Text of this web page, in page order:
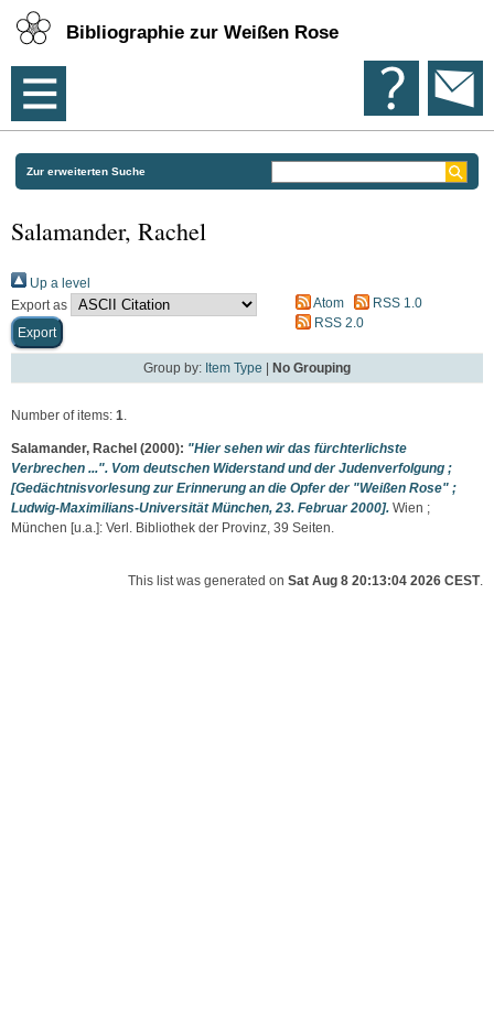
Bibliographie zur Weißen Rose
Zur erweiterten Suche
Salamander, Rachel
Up a level
Export as
Atom
RSS 1.0
RSS 2.0
Group by: Item Type No Grouping
Number of items: 1.
Salamander, Rachel (2000): "Hier sehen wir das fürchterlichste
Verbrechen ...". Vom deutschen Widerstand und der Judenverfolgung ;
[Gedächtnisvorlesung zur Erinnerung an die Opfer der "Weißen Rose" ;
Ludwig-Maximilians-Universität München, 23. Februar 2000]. Wien ;
München [u.a.]: Verl. Bibliothek der Provinz, 39 Seiten.
This list was generated on Sat Aug 8 20:13:04 2026 CEST.